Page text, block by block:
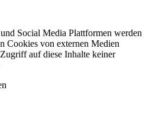
Social Media Plattformen werden
Cookies von externen Medien
auf diese Inhalte keiner